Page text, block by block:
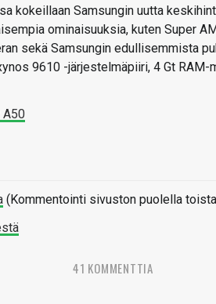
kokeillaan Samsungin uutta
ominaisuuksia, kuten Super
sekä Samsungin edullisemmista
9610 -järjestelmäpiiri, 4 Gt
A50
(Kommentointi sivuston puolella
41 KOMMENTTIA